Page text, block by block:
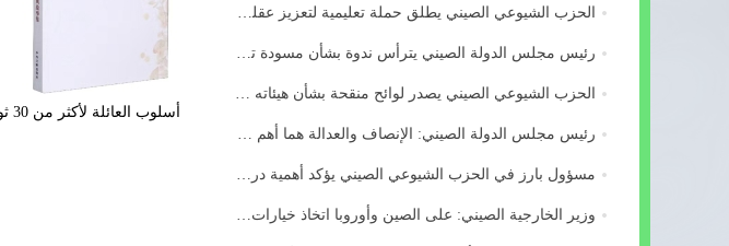
أسلوب العائلة لأكثر من 30 ثوريًا من الجيل الأقدم وأكثر من 20 شخصية نموذجية متقدمة بما في ذلك ما يونغ شوي.
الحزب الشيوعي الصيني يطلق حملة تعليمية لتعزيز عقلية ال...
رئيس مجلس الدولة الصيني يترأس ندوة بشأن مسودة تقرير عم...
الحزب الشيوعي الصيني يصدر لوائح منقحة بشأن هيئاته العا...
رئيس مجلس الدولة الصيني: الإنصاف والعدالة هما أهم قيمة ...
مسؤول بارز في الحزب الشيوعي الصيني يؤكد أهمية دراسة ال...
وزير الخارجية الصيني: على الصين وأوروبا اتخاذ خيارات ص...